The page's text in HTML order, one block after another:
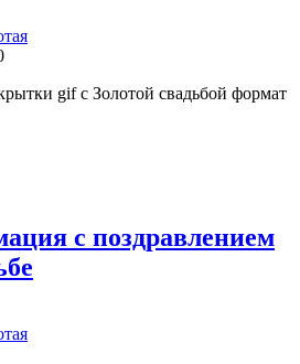
формат
с поздравлением